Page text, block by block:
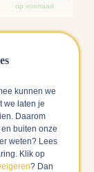
op voorraad
kunnen we
we laten je
Daarom
buiten onze
weten? Lees
Klik op
? Dan